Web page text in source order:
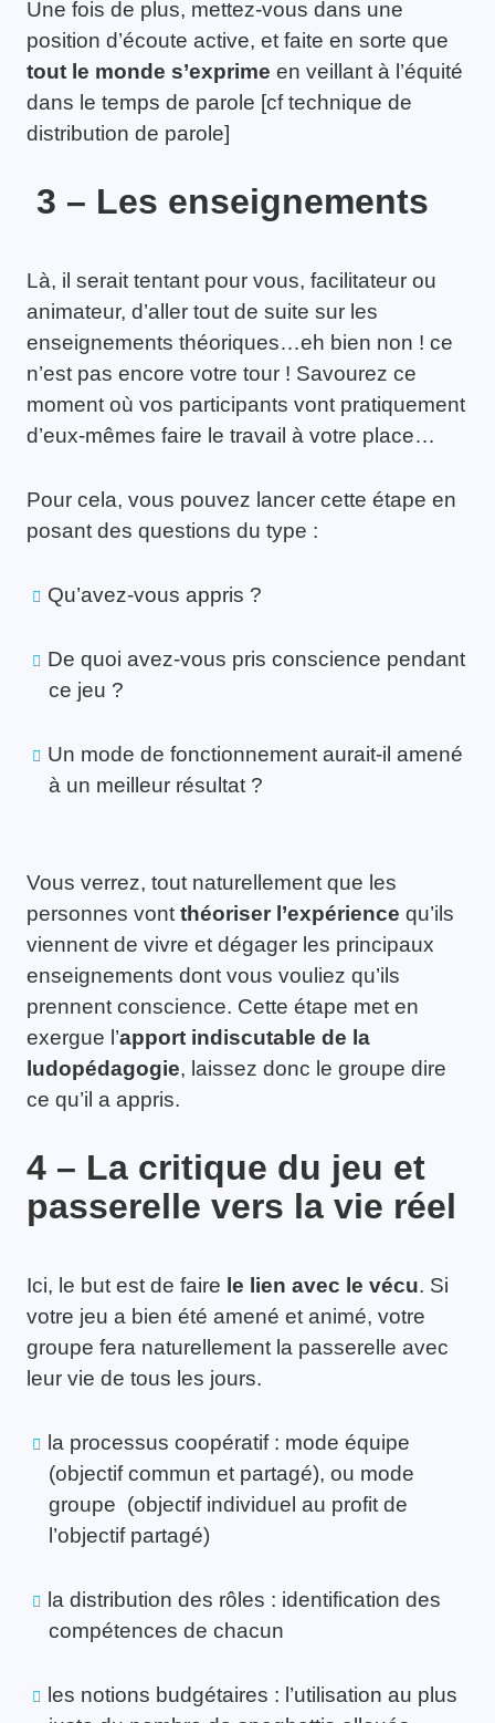
Une fois de plus, mettez-vous dans une
position d’écoute active, et faite en sorte que
tout le monde s’exprime en veillant à l’équité
dans le temps de parole [cf technique de
distribution de parole]
3 – Les enseignements
Là, il serait tentant pour vous, facilitateur ou
animateur, d’aller tout de suite sur les
enseignements théoriques…eh bien non ! ce
n’est pas encore votre tour ! Savourez ce
moment où vos participants vont pratiquement
d’eux-mêmes faire le travail à votre place…
Pour cela, vous pouvez lancer cette étape en
posant des questions du type :
Qu’avez-vous appris ?
De quoi avez-vous pris conscience pendant
ce jeu ?
Un mode de fonctionnement aurait-il amené
à un meilleur résultat ?
Vous verrez, tout naturellement que les
personnes vont théoriser l’expérience qu’ils
viennent de vivre et dégager les principaux
enseignements dont vous vouliez qu’ils
prennent conscience. Cette étape met en
exergue l’apport indiscutable de la
ludopédagogie, laissez donc le groupe dire
ce qu’il a appris.
4 – La critique du jeu et
passerelle vers la vie réel
Ici, le but est de faire le lien avec le vécu. Si
votre jeu a bien été amené et animé, votre
groupe fera naturellement la passerelle avec
leur vie de tous les jours.
la processus coopératif : mode équipe
(objectif commun et partagé), ou mode
groupe (objectif individuel au profit de
l’objectif partagé)
la distribution des rôles : identification des
compétences de chacun
les notions budgétaires : l’utilisation au plus